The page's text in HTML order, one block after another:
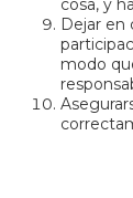
cosa, y
Dejar en
modo